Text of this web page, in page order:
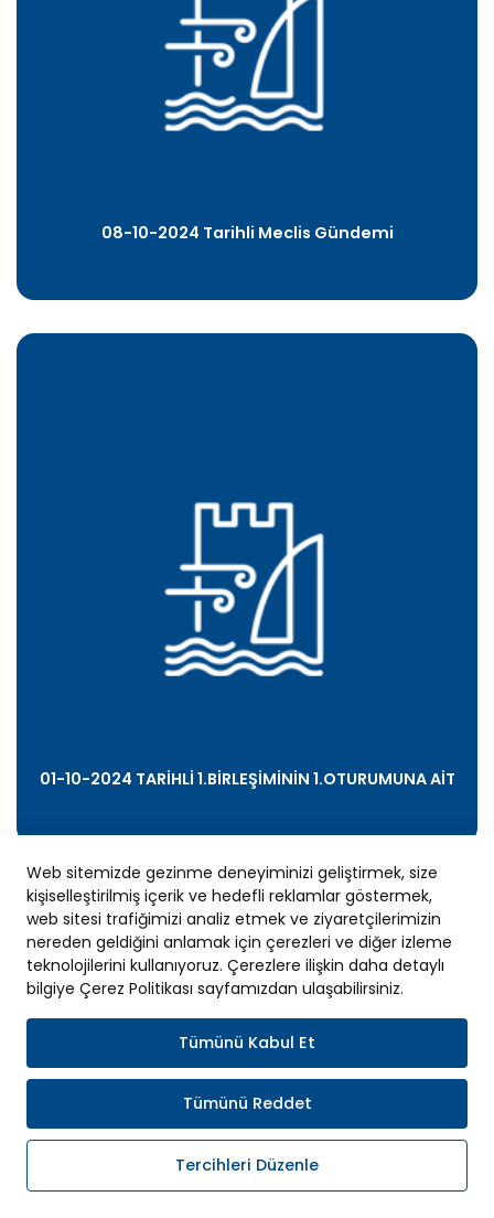
Web sitemizde gezinme deneyiminizi geliştirmek, size
kişiselleştirilmiş içerik ve hedefli reklamlar göstermek,
web sitesi trafiğimizi analiz etmek ve ziyaretçilerimizin
nereden geldiğini anlamak için çerezleri ve diğer izleme
teknolojilerini kullanıyoruz. Çerezlere ilişkin daha detaylı
bilgiye Çerez Politikası sayfamızdan ulaşabilirsiniz.
Tümünü Kabul Et
Tümünü Reddet
Tercihleri Düzenle
08-10-2024 Tarihli Meclis Gündemi
01-10-2024 TARİHLİ 1.BİRLEŞİMİNİN 1.OTURUMUNA AİT